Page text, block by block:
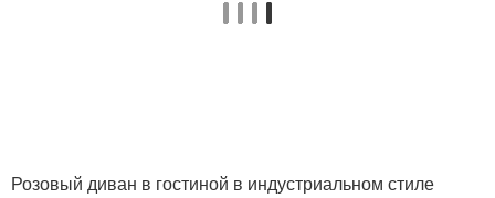
Розовый диван в гостиной в индустриальном стиле